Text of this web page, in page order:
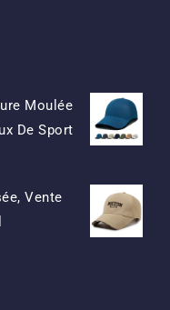
Moulée
De Sport
Vente